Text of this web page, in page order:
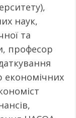
наук,
та
професор
економічних